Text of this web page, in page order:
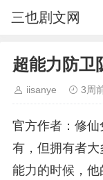
三也剧文网
超能力防卫
iisanye 3周
官方作者：修
有，但拥有者
能力的时候，